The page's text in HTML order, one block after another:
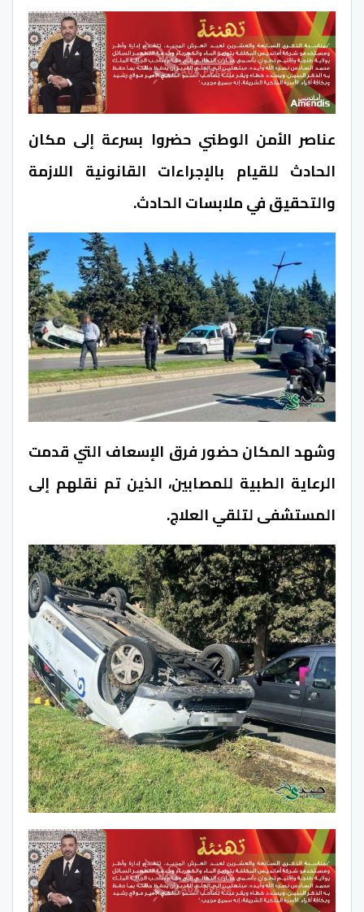
عناصر الأمن الوطني حضروا بسرعة إلى مكان
الحادث للقيام بالإجراءات القانونية اللازمة
والتحقيق في ملابسات الحادث.
وشهد المكان حضور فرق الإسعاف التي قدمت
الرعاية الطبية للمصابين، الذين تم نقلهم إلى
المستشفى لتلقي العلاج.